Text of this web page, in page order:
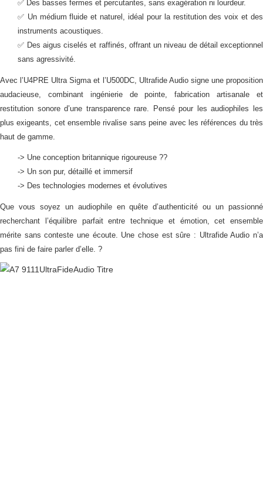
✅ Des basses fermes et percutantes, sans exagération ni lourdeur.
✅ Un médium fluide et naturel, idéal pour la restitution des voix et des
instruments acoustiques.
✅ Des aigus ciselés et raffinés, offrant un niveau de détail exceptionnel
sans agressivité.
Avec l’U4PRE Ultra Sigma et l’U500DC, Ultrafide Audio signe une proposition
audacieuse, combinant ingénierie de pointe, fabrication artisanale et
restitution sonore d’une transparence rare. Pensé pour les audiophiles les
plus exigeants, cet ensemble rivalise sans peine avec les références du très
haut de gamme.
-> Une conception britannique rigoureuse ??
-> Un son pur, détaillé et immersif
-> Des technologies modernes et évolutives
Que vous soyez un audiophile en quête d’authenticité ou un passionné
recherchant l’équilibre parfait entre technique et émotion, cet ensemble
mérite sans conteste une écoute. Une chose est sûre : Ultrafide Audio n’a
pas fini de faire parler d’elle. ?